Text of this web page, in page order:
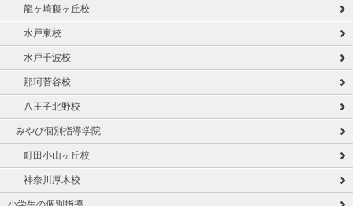
龍ヶ崎藤ヶ丘校
水戸東校
水戸千波校
那珂菅谷校
八王子北野校
みやび個別指導学院
町田小山ヶ丘校
神奈川厚木校